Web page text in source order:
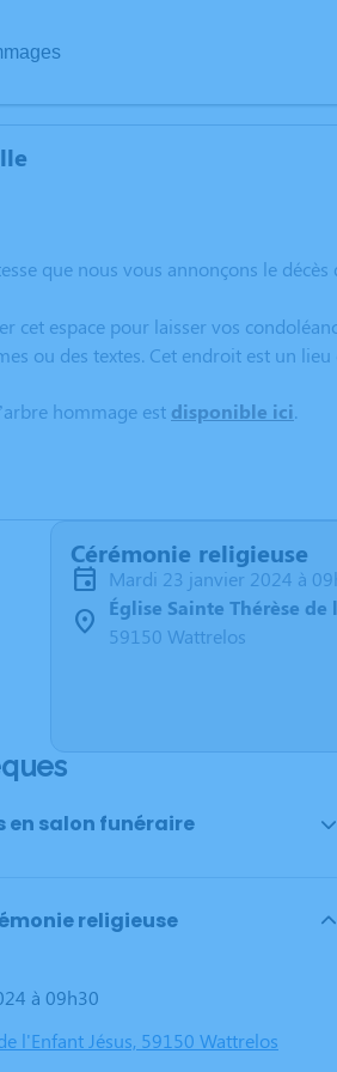
que nous vous annonçons le
cet espace pour laisser vos
ou des textes. Cet endroit est un
hommage est disponible ici.
Cérémonie religieuse
mardi 23 janvier 2024 à
Église Sainte Thérèse
59150 Wattrelos
en salon funéraire
religieuse
à 09h30
l'Enfant Jésus, 59150 Wattrelos